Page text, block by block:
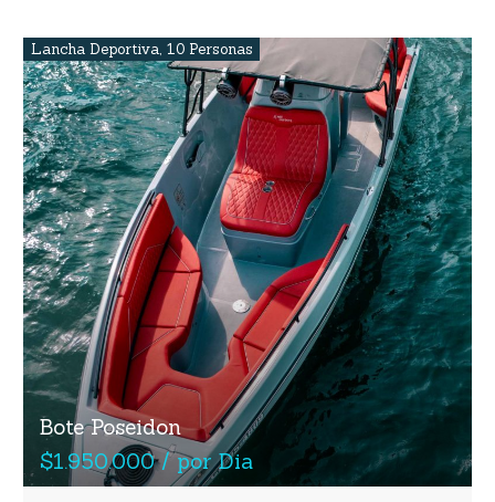
Lancha Deportiva, 10 Personas
Bote Poseidon
$1.950.000 / por Dia